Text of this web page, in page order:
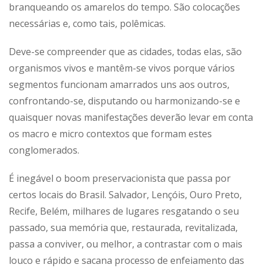
branqueando os amarelos do tempo. São colocações
necessárias e, como tais, polêmicas.
Deve-se compreender que as cidades, todas elas, são
organismos vivos e mantêm-se vivos porque vários
segmentos funcionam amarrados uns aos outros,
confrontando-se, disputando ou harmonizando-se e
quaisquer novas manifestações deverão levar em conta
os macro e micro contextos que formam estes
conglomerados.
É inegável o boom preservacionista que passa por
certos locais do Brasil. Salvador, Lençóis, Ouro Preto,
Recife, Belém, milhares de lugares resgatando o seu
passado, sua memória que, restaurada, revitalizada,
passa a conviver, ou melhor, a contrastar com o mais
louco e rápido e sacana processo de enfeiamento das